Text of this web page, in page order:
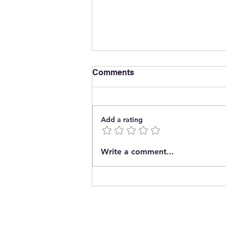
¿El Fin de la Concentración
Comments
Add a rating
Write a comment...